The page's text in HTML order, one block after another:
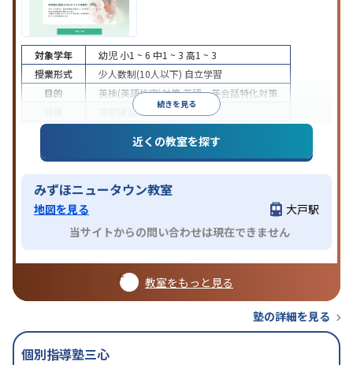
続きを見る
対象学年 幼児 小1 ~ 6 中1 ~ 3 高1 ~ 3
授業形式
少人数制(10人以下) 自立学習
目的
英検(英語検定)対策英語・英会話特化対策
季節講習のみの受講可
近くの教室を探す
みずほニュータウン教室
地図を見る
大戸駅
当サイトからの問い合わせは現在できません
教室をもっと見る
塾の詳細を見る
個別指導塾三心